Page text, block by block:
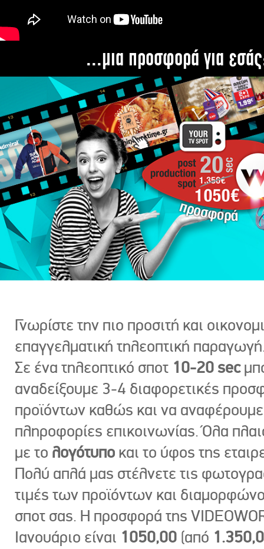
...μια προσφορά για
Γνωρίστε την πιο προσιτή και
επαγγελματική τηλεοπτική
Σε ένα τηλεοπτικό σποτ 10-20 sec
αναδείξουμε 3-4 διαφορετικές
προϊόντων καθώς και να
πληροφορίες επικοινωνίας. Όλα
με το λογότυπο και το ύφος της
Πολύ απλά μας στέλνετε τις
τιμές των προϊόντων και
σποτ σας. Η προσφορά της
Ιανουάριο είναι 1050,00 (από